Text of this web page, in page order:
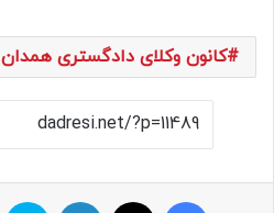
کانون وکلای دادگستری همدان
فیسبوک ایکس لینکداین